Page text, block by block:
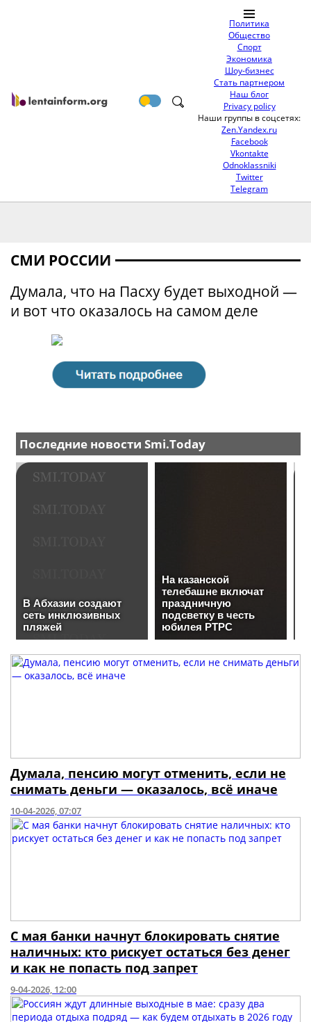
Политика
Общество
Спорт
Экономика
Шоу-бизнес
Стать партнером
Наш блог
Privacy policy
Наши группы в соцсетях:
Zen.Yandex.ru
Facebook
Vkontakte
Odnoklassniki
Twitter
Telegram
СМИ РОССИИ
Думала, что на Пасху будет выходной —
и вот что оказалось на самом деле
Думала, пенсию могут отменить, если не
снимать деньги — оказалось, всё иначе
10-04-2026, 07:07
С мая банки начнут блокировать снятие
наличных: кто рискует остаться без денег
и как не попасть под запрет
9-04-2026, 12:00